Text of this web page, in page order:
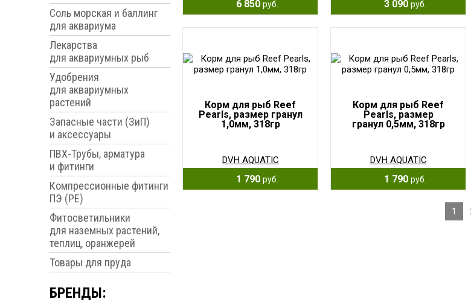
Соль морская и баллинг
для аквариума
Лекарства
для аквариумных рыб
Удобрения
для аквариумных
растений
Запасные части (ЗиП)
и аксессуары
ПВХ-Трубы, арматура
и фитинги
Компрессионные фитинги
ПЭ (PE)
Фитосветильники
для наземных растений,
теплиц, оранжерей
Товары для пруда
БРЕНДЫ:
6 850 руб. 3 090 руб.
Корм для рыб Reef
Pearls, размер гранул
1,0мм, 318гр
DVH AQUATIC
1 790 руб.
Корм для рыб Reef
Pearls, размер
гранул 0,5мм, 318гр
DVH AQUATIC
1 790 руб.
1